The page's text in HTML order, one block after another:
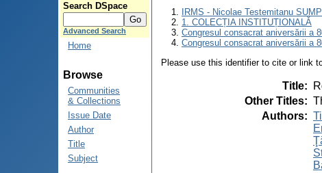
Search DSpace
Advanced Search
Home
Browse
Communities
& Collections
Issue Date
Author
Title
Subject
IRMS - Nicolae Testemitanu
1. COLECȚIA INSTITUȚIONALĂ
Congresul consacrat aniversării a
Congresul consacrat aniversării a
Please use this identifier to cite or link
Title:
Other Titles:
Authors: